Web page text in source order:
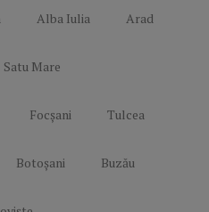
Alba Iulia Arad
Satu Mare
Focșani Tulcea
Botoșani Buzău